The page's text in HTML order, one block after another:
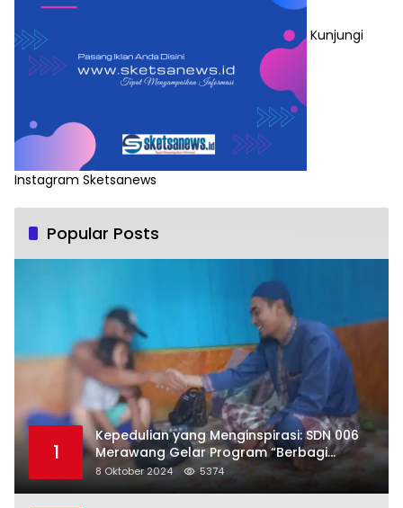
Kunjungi
Instagram Sketsanews
Popular Posts
1
Kepedulian yang Menginspirasi: SDN 006
Merawang Gelar Program “Berbagi
Segenggam Beras”
8 Oktober 2024 5374